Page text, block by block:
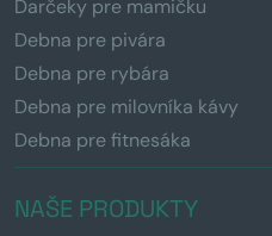
Darčeky pre mamičku
Debna pre pivára
Debna pre rybára
Debna pre milovníka kávy
Debna pre fitnesáka
NAŠE PRODUKTY